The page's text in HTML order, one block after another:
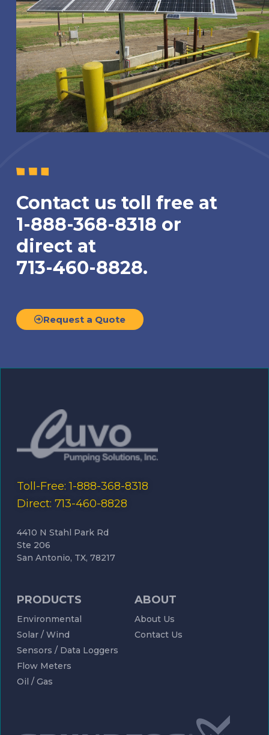
Contact us toll free at
1-888-368-8318 or
direct at
713-460-8828.
Request a Quote
Toll-Free: 1-888-368-8318
Direct: 713-460-8828
4410 N Stahl Park Rd
Ste 206
San Antonio, TX, 78217
PRODUCTS
Environmental
Solar / Wind
Sensors / Data Loggers
Flow Meters
Oil / Gas
ABOUT
About Us
Contact Us